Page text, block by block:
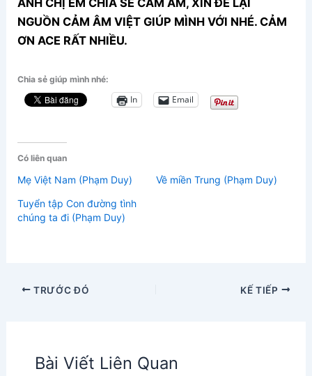
ANH CHỊ EM CHIA SẺ CẢM ÂM, XIN ĐỂ LẠI
NGUỒN CẢM ÂM VIỆT GIÚP MÌNH VỚI NHÉ. CẢM
ƠN ACE RẤT NHIỀU.
Chia sẻ giúp mình nhé:
In Email
Có liên quan
Mẹ Việt Nam (Phạm Duy)
Về miền Trung (Phạm Duy)
Tuyển tập Con đường tình
chúng ta đi (Phạm Duy)
TRƯỚC ĐÓ KẾ TIẾP
Bài Viết Liên Quan